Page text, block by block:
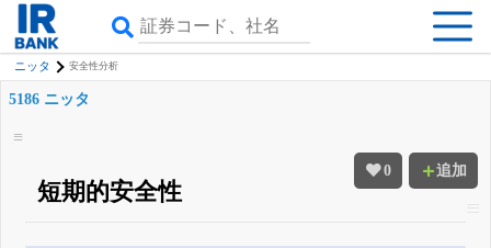
ニッタ 安全性分析
0 追加
5186 ニッタ
短期的安全性